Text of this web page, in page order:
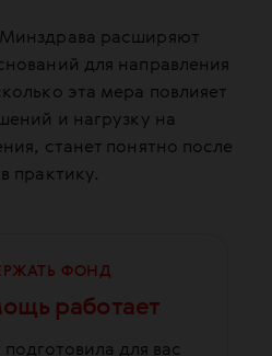
расширяют
для направления
эта мера повлияет
и нагрузку на
станет понятно после
практику.
ФОНД
работает
для вас